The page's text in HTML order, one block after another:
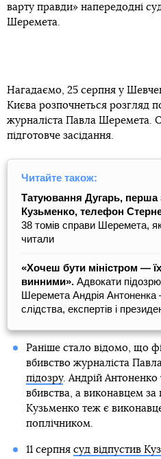
варту правди» напередодні
Шеремета.
Нагадаємо, 25 серпня у
Києва розпочнеться розгляд
журналіста Павла Шеремета. О
підготовче засідання.
Читайте також:
Татуювання Дугарь, перша
Кузьменко, телефон
38 томів справи Шеремета,
читали
«Хочеш бути міністром —
винними». Адвокати
Шеремета Андрія Антоненка
слідства, експертів і
Раніше стало відомо, що
вбивство журналіста
підозру. Андрій Антоненко
вбивства, а виконавцем
Кузьменко теж є
поплічником.
11 серпня суд відпустив